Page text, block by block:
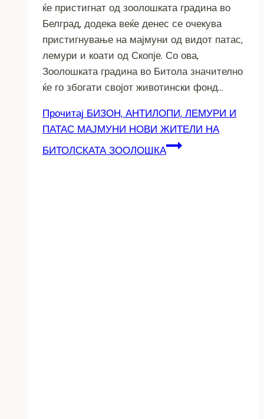
ќе пристигнат од зоолошката градина во
Белград, додека веќе денес се очекува
пристигнување на мајмуни од видот патас,
лемури и коати од Скопје. Со ова,
Зоолошката градина во Битола значително
ќе го збогати својот животински фонд…
Прочитај БИЗОН, АНТИЛОПИ, ЛЕМУРИ И
ПАТАС МАЈМУНИ НОВИ ЖИТЕЛИ НА
БИТОЛСКАТА ЗООЛОШКА